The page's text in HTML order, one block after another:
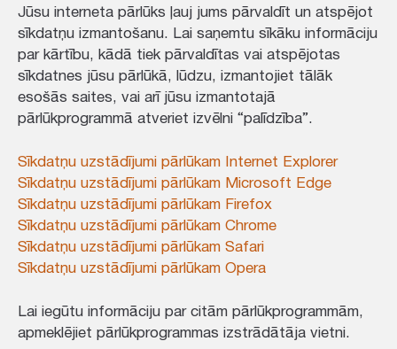
Jūsu interneta pārlūks ļauj jums pārvaldīt un atspējot
sīkdatņu izmantošanu. Lai saņemtu sīkāku informāciju
par kārtību, kādā tiek pārvaldītas vai atspējotas
sīkdatnes jūsu pārlūkā, lūdzu, izmantojiet tālāk
esošās saites, vai arī jūsu izmantotajā
pārlūkprogrammā atveriet izvēlni “palīdzība”.
Sīkdatņu uzstādījumi pārlūkam Internet Explorer
Sīkdatņu uzstādījumi pārlūkam Microsoft Edge
Sīkdatņu uzstādījumi pārlūkam Firefox
Sīkdatņu uzstādījumi pārlūkam Chrome
Sīkdatņu uzstādījumi pārlūkam Safari
Sīkdatņu uzstādījumi pārlūkam Opera
Lai iegūtu informāciju par citām pārlūkprogrammām,
apmeklējiet pārlūkprogrammas izstrādātāja vietni.